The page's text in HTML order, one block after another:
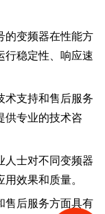
的变频器在性能方
行稳定性、响应速
术支持和售后服务
供专业的技术咨
人士对不同变频器
效果和质量。
售后服务方面具有